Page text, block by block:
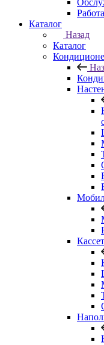
Каталог
Назад
Каталог